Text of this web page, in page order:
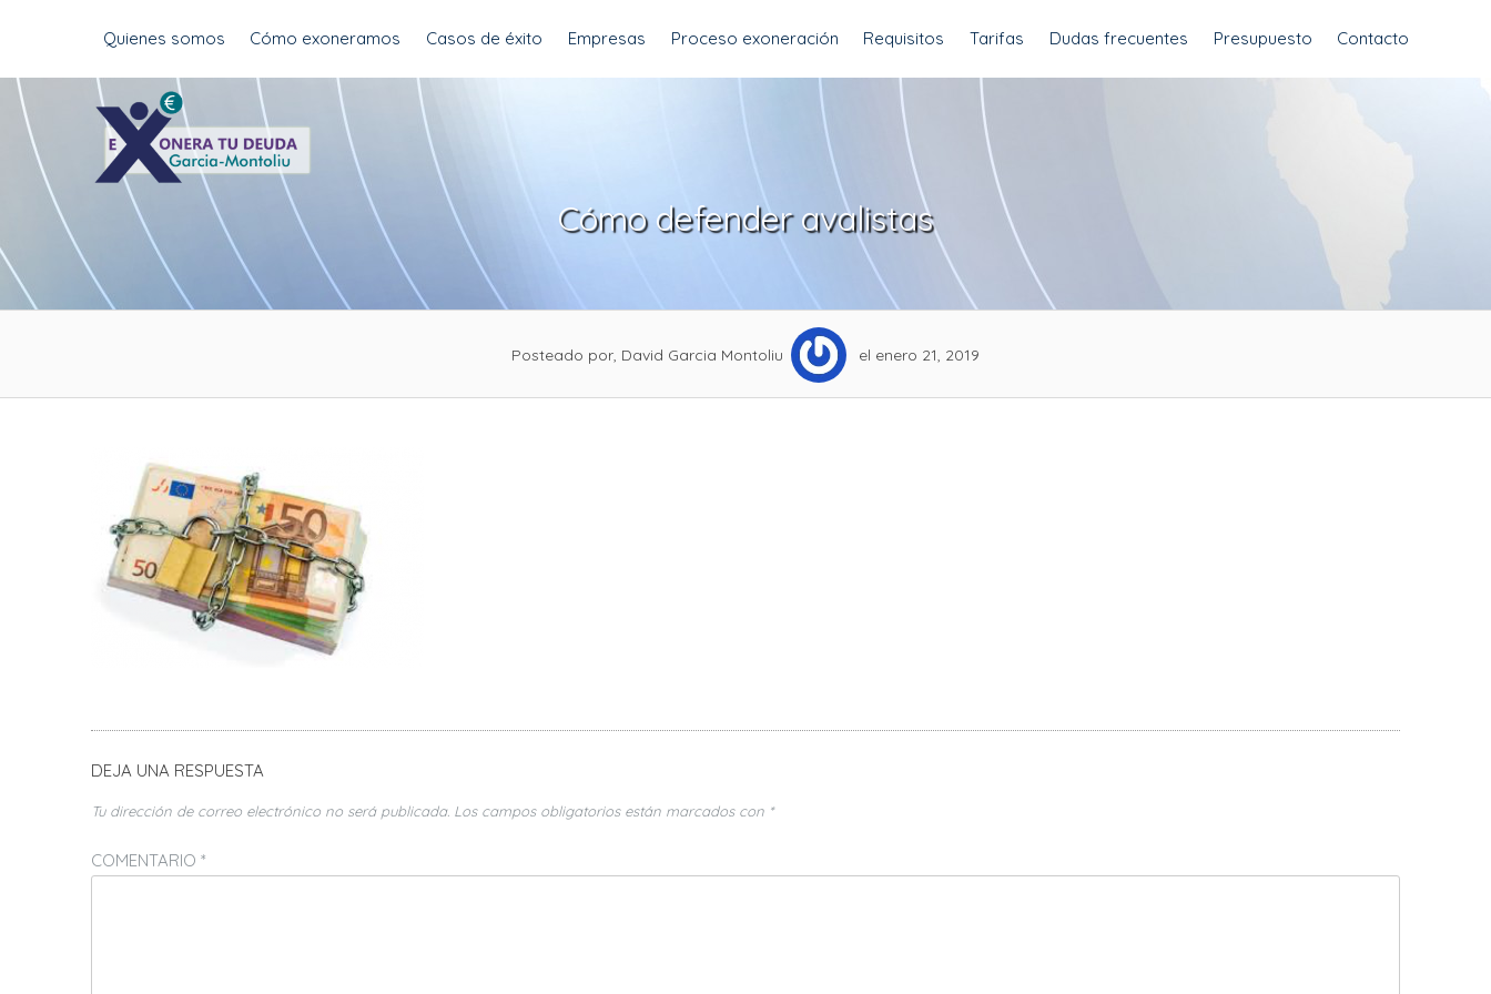
content
Cómo defender avalistas
Posteado por, David Garcia Montoliu el enero 21, 2019
DEJA UNA RESPUESTA
Tu dirección de correo electrónico no será publicada. Los campos obligatorios están marcados con *
COMENTARIO *
Quienes somos Cómo exoneramos Casos de éxito Empresas Proceso exoneración Requisitos Tarifas Dudas frecuentes Presupuesto Contacto